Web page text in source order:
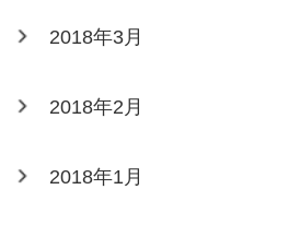
2018年3月
2018年2月
2018年1月